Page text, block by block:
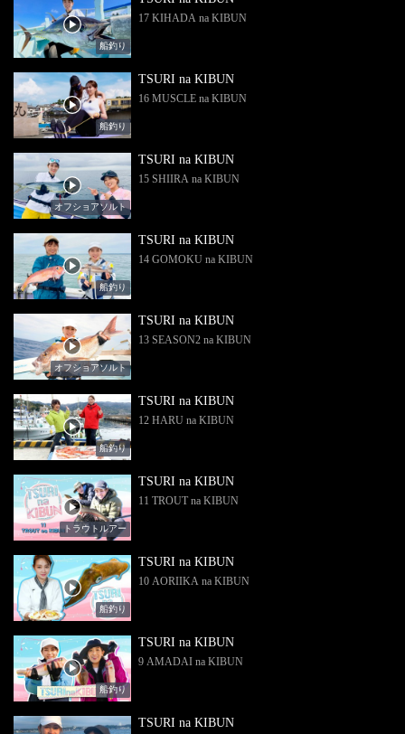
船釣り
17 KIHADA na KIBUN
船釣り
TSURI na KIBUN
16 MUSCLE na KIBUN
オフショアソルト
TSURI na KIBUN
15 SHIIRA na KIBUN
船釣り
TSURI na KIBUN
14 GOMOKU na KIBUN
オフショアソルト
TSURI na KIBUN
13 SEASON2 na KIBUN
船釣り
TSURI na KIBUN
12 HARU na KIBUN
トラウトルアー
TSURI na KIBUN
11 TROUT na KIBUN
船釣り
TSURI na KIBUN
10 AORIIKA na KIBUN
船釣り
TSURI na KIBUN
9 AMADAI na KIBUN
TSURI na KIBUN